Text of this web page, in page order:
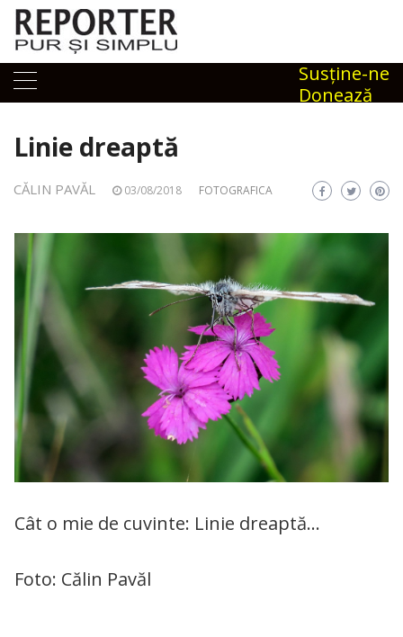
Skip
content
Susţine-ne
Donează
Linie dreaptă
CĂLIN PAVĂL 03/08/2018 FOTOGRAFICA
Cât o mie de cuvinte: Linie dreaptă…
Foto: Călin Pavăl